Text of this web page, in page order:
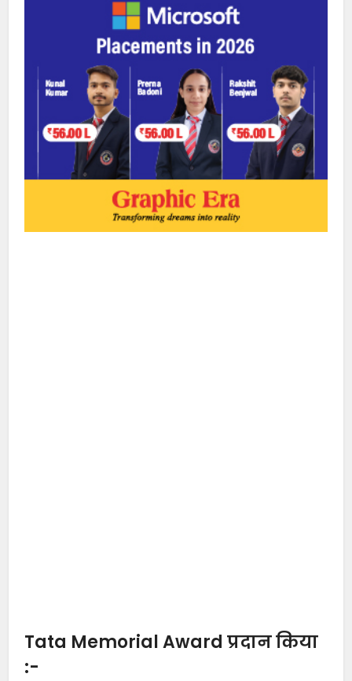
Tata Memorial Award प्रदान किया
:-